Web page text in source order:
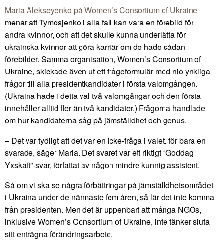
Maria Alekseyenko på Women’s Consortium of Ukraine
menar att Tymosjenko i alla fall kan vara en förebild för
andra kvinnor, och att det skulle kunna underlätta för
ukrainska kvinnor att göra karriär om de hade sådan
förebilder. Samma organisation, Women’s Consortium of
Ukraine, skickade även ut ett frågeformulär med nio ynkliga
frågor till alla presidentkandidater i första valomgången.
(Ukraina hade i detta val två valomgångar och den första
innehåller alltid fler än två kandidater.) Frågorna handlade
om hur kandidaterna såg på jämställdhet och genus.
– Det var tydligt att det var en icke-fråga i valet, för bara en
svarade, säger Maria. Det svaret var ett riktigt “Goddag
Yxskaft”-svar, författat av någon mindre kunnig assistent.
Så om vi ska se några förbättringar på jämställdhetsområdet
i Ukraina under de närmaste fem åren, så lär det inte komma
från presidenten. Men det är uppenbart att många NGOs,
inklusive Women’s Consortium of Ukraine, inte tänker sluta
sitt enträgna förändringsarbete.